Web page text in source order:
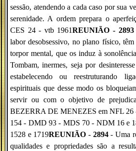
sessão, atendendo a cada caso por sua
serenidade. A ordem prepara o
CES 24 - vtb 1961REUNIÃO - 2893
labor desobsessivo, no plano físico,
torpor mental, que os induz à
Tombam, inermes, seja por
estabelecendo ou reestruturando
espirituais que desse modo os
servir ou com o objetivo de
BEZERRA DE MENEZES em NFL
154 - DMD 93 - MDS 70 - NDM 16 e
1528 e 1719REUNIÃO - 2894- Uma
qualidades e propriedades são a